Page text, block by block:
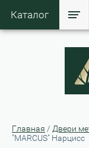
Каталог
Главная / Двери
"MARCUS" Нарцисс